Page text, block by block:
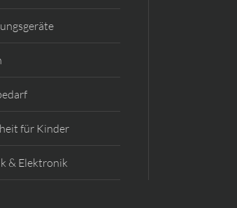
für Kinder
& Elektronik